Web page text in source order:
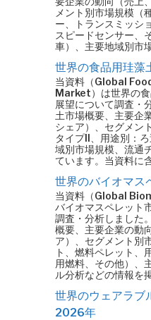
メント別市場規模（
ー、トランスミッシ
スピードセンサー、
車）、主要地域別市
世界の食品用珪
当資料（Global
Market）は世界の
展望について調査・
土市場概要、主要企
シェア）、セグメン
タイプII、用途別：
域別市場規模、流通
ています。当資料に
世界のバイオマ
当資料（Global
バイオマスペレット
調査・分析しました
概要、主要企業の動
ア）、セグメント別
ト、燃料ペレット、
用燃料、その他）、
ル分析などの情報を
世界のウェアラブ
2026年